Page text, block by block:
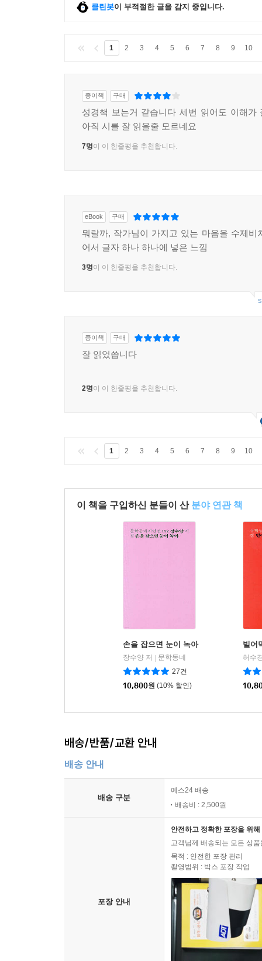
클린봇이 부적절한 글을 감지 중입니다.
1 2 3 4 5 6 7 8 9 10
종이책 구매
성경책 보는거 같습니다 세번 읽어도 이해가
아직 시를 잘 읽을줄 모르네요
7명이 이 한줄평을 추천합니다.
eBook 구매
뭐랄까, 작가님이 가지고 있는 마음을 수제비
어서 글자 하나 하나에 넣은 느낌
3명이 이 한줄평을 추천합니다.
종이책 구매
잘 읽었씁니다
2명이 이 한줄평을 추천합니다.
1 2 3 4 5 6 7 8 9 10
이 책을 구입하신 분들이 산 분야 연관 책
손을 잡으면 눈이 녹아
장수양 저
문학동네
27건
10,800원 (10% 할인)
빌어
허수
배송/반품/교환 안내
배송 안내
배송 구분
예스24 배송
배송비 : 2,500원
포장 안내
안전하고 정확한 포장을 위
고객님께 배송되는 모든 상
목적 : 안전한 포장 관리
촬영범위 : 박스 포장 작업